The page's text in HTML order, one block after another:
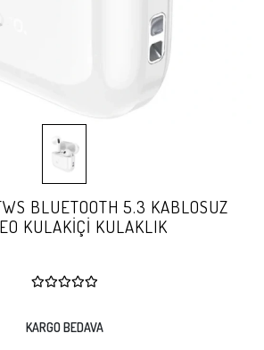
BLUETOOTH 5.3 KABLOSUZ
KULAKİÇİ KULAKLIK
KARGO BEDAVA